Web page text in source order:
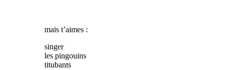
mais t’aimes :
singer
les pingouins
titubants